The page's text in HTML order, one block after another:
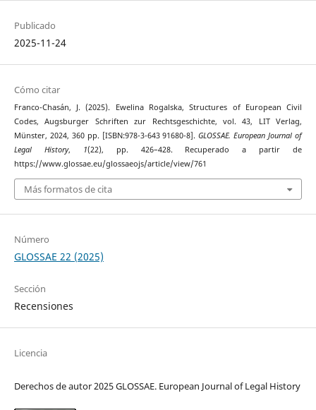
Publicado
2025-11-24
Cómo citar
Franco-Chasán, J. (2025). Ewelina Rogalska, Structures of European Civil
Codes, Augsburger Schriften zur Rechtsgeschichte, vol. 43, LIT Verlag,
Münster, 2024, 360 pp. [ISBN:978-3-643 91680-8].GLOSSAE. European Journal of
Legal History, 1(22), pp. 426–428. Recuperado a partir de
https://www.glossae.eu/glossaeojs/article/view/761
Más formatos de cita
Número
GLOSSAE 22 (2025)
Sección
Recensiones
Licencia
Derechos de autor 2025 GLOSSAE. European Journal of Legal History